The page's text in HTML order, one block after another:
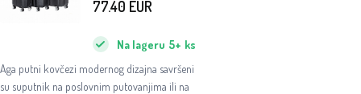
Aga putni kovčezi modernog dizajna savršeni
su suputnik na poslovnim putovanjima ili na
Na lageru 5+ ks
77.40 EUR